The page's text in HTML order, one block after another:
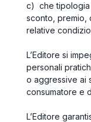
c) che tipologia
sconto, premio,
relative
L’Editore si
personali
o aggressive ai
consumatore e
L’Editore